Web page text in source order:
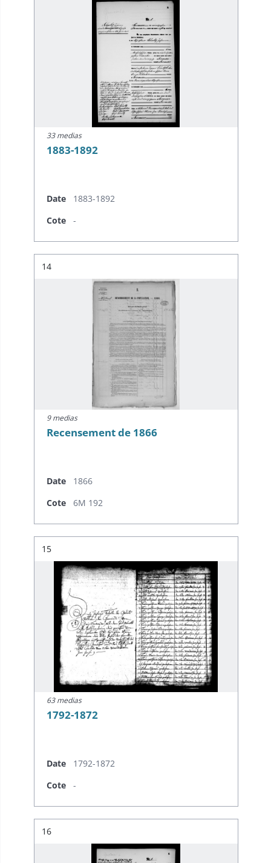
33 medias
1883-1892
Date
1883-1892
Cote
-
Résultat n°
14
9 medias
Recensement de 1866
Date
1866
Cote
6M 192
Résultat n°
15
63 medias
1792-1872
Date
1792-1872
Cote
-
Résultat n°
16